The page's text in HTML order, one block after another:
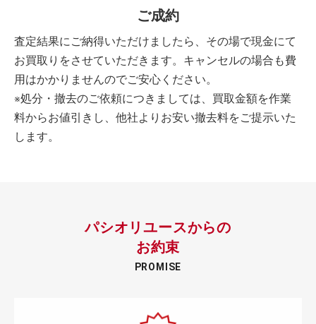
ご成約
査定結果にご納得いただけましたら、その場で現金にて
お買取りをさせていただきます。キャンセルの場合も費
用はかかりませんのでご安心ください。
※処分・撤去のご依頼につきましては、買取金額を作業
料からお値引きし、他社よりお安い撤去料をご提示いた
します。
パシオリユースからの
お約束
PROMISE